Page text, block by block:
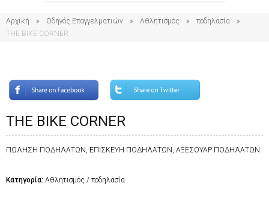
Αρχική Οδηγός Επαγγελματιών Αθλητισμός
ποδηλασία
THE BIKE CORNER
THE BIKE CORNER
ΠΩΛΗΣΗ ΠΟΔΗΛΑΤΩΝ, ΕΠΙΣΚΕΥΗ ΠΟΔΗΛΑΤΩΝ, ΑΞΕΣΟΥΑΡ ΠΟΔΗΛΑΤΩΝ
Κατηγορία: Αθλητισμός / ποδηλασία